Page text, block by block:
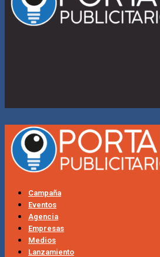
Campaña
Eventos
Agencia
Empresas
Medios
Lanzamiento